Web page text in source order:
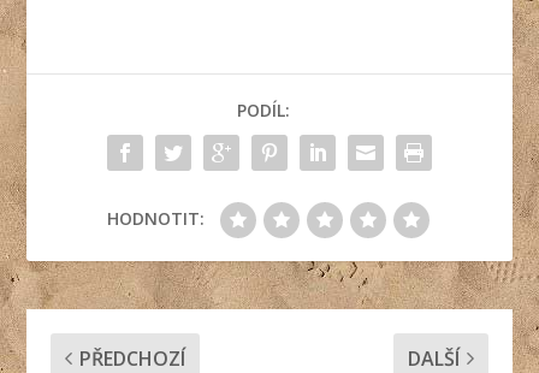
PODÍL:
HODNOTIT:
PŘEDCHOZÍ DALŠÍ